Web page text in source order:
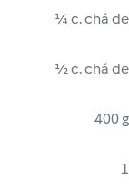
¼ c. chá de
½ c. chá de
400 g
1